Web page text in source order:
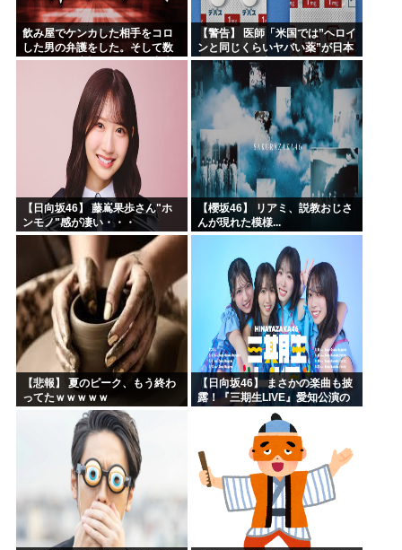
飲み屋でケンカした相手をコロ
した男の弁護をした。そして数
年後、因果応報を思わせる出来
【警告】 医師「米国では”ヘロイ
ンと同じくらいヤバい薬”が日本
では平気で処方されてる」
【日向坂46】 藤嶌果歩さん"ホ
ンモノ"感が凄い・・・
【櫻坂46】 リアミ、説教おじさ
んが現れた模様...
【悲報】 夏のピーク、もう終わ
ってたｗｗｗｗｗ
【日向坂46】 まさかの楽曲も披
露！『三期生LIVE』愛知公演の